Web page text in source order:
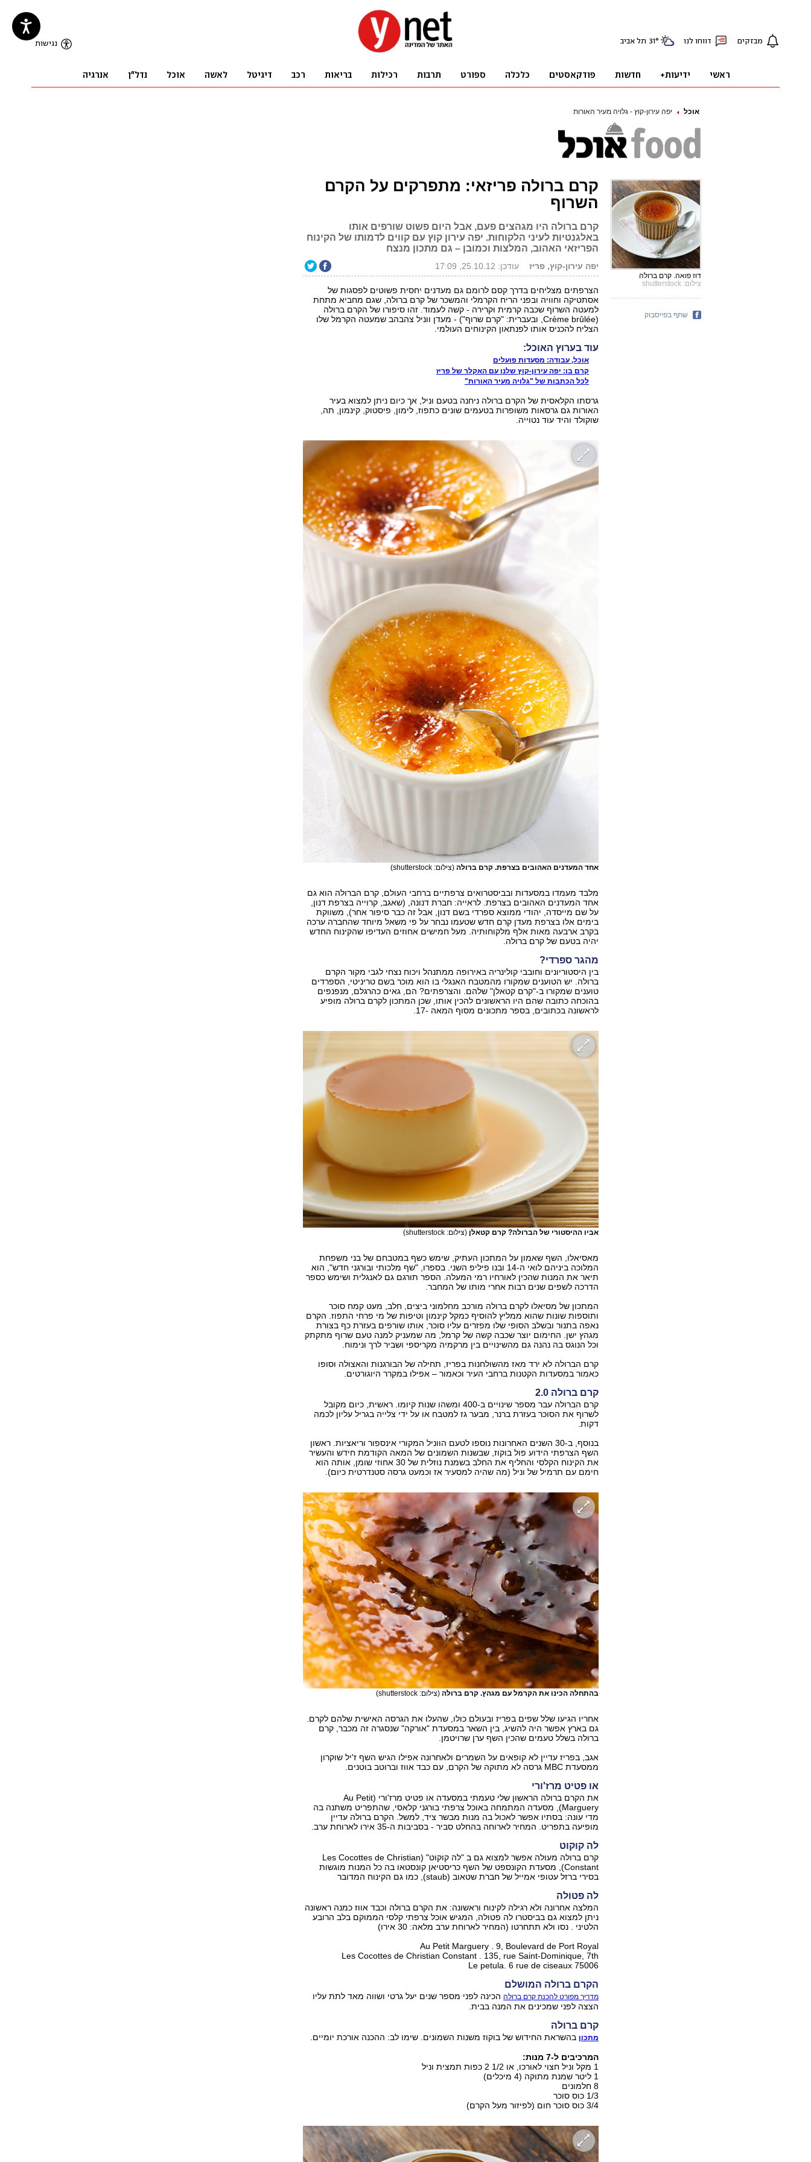
אוכל יפה עירון-קוץ - גלויה מעיר האורות
קרם ברולה פריזאי: מתפרקים על הקרם
השרוף
קרם ברולה היו מגהצים פעם, אבל היום פשוט שורפים אותו
באלגנטיות לעיני הלקוחות. יפה עירון קוץ עם קווים לדמותו של הקינוח
הפריזאי האהוב, המלצות וכמובן – גם מתכון מנצח
יפה עירון-קוץ, פריז עודכן: 25.10.12, 17:09
הצרפתים מצליחים בדרך קסם לרומם גם מעדנים יחסית פשוטים לפסגות של
אסתטיקה וחוויה ובפני הריח הקרמלי והמשכר של קרם ברולה, שגם מחביא מתחת
למעטה השרוף שכבה קרמית וקרירה - קשה לעמוד. זהו סיפורו של הקרם ברולה
(Crème brûlée, ובעברית: "קרם שרוף") - מעדן ווניל צהבהב שמעטה הקרמל שלו
הצליח להכניס אותו לפנתאון הקינוחים העולמי.
עוד בערוץ האוכל:
אוכל, עבודה: מסעדות פועלים
קרם בו: יפה עירון-קוץ שלנו עם האקלר של פריז
לכל הכתבות של "גלויה מעיר האורות"
גרסתו הקלאסית של הקרם ברולה ניחנה בטעם וניל, אך כיום ניתן למצוא בעיר
האורות גם גרסאות משופרות בטעמים שונים כתפוז, לימון, פיסטוק, קינמון, תה,
שוקולד והיד עוד נטוייה.
אחד המעדנים האהובים בצרפת. קרם ברולה (צילום: shutterstock)
מלבד מעמדו במסעדות ובביסטרואים צרפתיים ברחבי העולם, קרם הברולה הוא גם
אחד המעדנים האהובים בצרפת. לראייה: חברת דנונה, (שאגב, קרוייה בצרפת דנון,
על שם מייסדה, יהודי ממוצא ספרדי בשם דנון, אבל זה כבר סיפור אחר), משווקת
בימים אלו בצרפת מעדן קרם חדש שטעמו נבחר על פי משאל מיוחד שהחברה ערכה
בקרב ארבעה מאות אלף מלקוחותיה. מעל חמישים אחוזים העדיפו שהקינוח החדש
יהיה בטעם של קרם ברולה.
מהגר ספרדי?
בין היסטוריונים וחובבי קולינריה באירופה ממתנהל ויכוח נצחי לגבי מקור הקרם
ברולה. יש הטוענים שמקורו מהמטבח האנגלי בו הוא מוכר בשם טריניטי, הספרדים
טוענים שמקורו ב-"קרם קטאלן" שלהם. והצרפתים? הם, גאים כהרגלם, מנפנפים
בהוכחה כתובה שהם היו הראשונים להכין אותו, שכן המתכון לקרם ברולה מופיע
לראשונה בכתובים, בספר מתכונים מסוף המאה -17.
אביו ההיסטורי של הברולה? קרם קטאלן (צילום: shutterstock)
מאסיאלו, השף שאמון על המתכון העתיק, שימש כשף במטבחם של בני משפחת
המלוכה ביניהם לואי ה-14 ובנו פיליפ השני. בספרו, "שף מלכותי ובורגני חדש", הוא
תיאר את המנות שהכין לאורחיו רמי המעלה. הספר תורגם גם לאנגלית ושימש כספר
הדרכה לשפים שנים רבות אחרי מותו של המחבר.
המתכון של מסיאלו לקרם ברולה מורכב מחלמוני ביצים, חלב, מעט קמח סוכר
ותוספות שונות שהוא ממליץ להוסיף כמקל קינמון וטיפות של מי פרחי התפוז. הקרם
נאפה בתנור ובשלב הסופי שלו מפזרים עליו סוכר, אותו שורפים בעזרת כף בצורת
מגהץ ישן. החימום יוצר שכבה קשה של קרמל, מה שמעניק למנה טעם שרוף מתקתק
וכל הנוגס בה נהנה גם מהשינויים בין מרקמיה מקריספי ושביר לרך ונימוח.
קרם הברולה לא ירד מאז מהשולחנות בפריז, תחילה של הבורגנות והאצולה וסופו
כאמור במסעדות הקטנות ברחבי העיר וכאמור – אפילו במקרר היוגורטים.
קרם ברולה 2.0
קרם הברולה עבר מספר שינויים ב-400 ומשהו שנות קיומו. ראשית, כיום מקובל
לשרוף את הסוכר בעזרת ברנר, מבער גז למטבח או על ידי צלייה בגריל עליון לכמה
דקות.
בנוסף, ב-30 השנים האחרונות נוספו לטעם הווניל המקורי אינספור וריאציות. ראשון
השף הצרפתי הידוע פול בוקוז, שבשנות השמונים של המאה הקודמת חידש והעשיר
את הקינוח הקלסי והחליף את החלב בשמנת נוזלית של 30 אחוזי שומן, אותה הוא
חימם עם תרמיל של וניל (מה שהיה למסעיר אז וכמעט גרסה סטנדרטית כיום).
בהתחלה הכינו את הקרמל עם מגהץ. קרם ברולה (צילום: shutterstock)
אחריו הגיעו שלל שפים בפריז ובעולם כולו, שהעלו את הגרסה האישית שלהם לקרם.
גם בארץ אפשר היה להשיג, בין השאר במסעדת "אורקה" שנסגרה זה מכבר, קרם
ברולה בשלל טעמים שהכין השף ערן שרויטמן.
אגב, בפריז עדיין לא קופאים על השמרים ולאחרונה אפילו הגיש השף ז'יל שוקרון
ממסעדת MBC גרסה לא מתוקה של הקרם, עם כבד אווז וברוטב בוטנים.
או פטיט מרז'ורי
את הקרם ברולה הראשון שלי טעמתי במסעדה או פטיט מרז'ורי (Au Petit
Marguery), מסעדה המתמחה באוכל צרפתי בורגני קלאסי, שהתפריט משתנה בה
מדי עונה: בסתיו אפשר לאכול בה מנות מבשר ציד, למשל. הקרם ברולה עדיין
מופיעה בתפריט. המחיר לארוחה בהחלט סביר - בסביבות ה-35 אירו לארוחת ערב.
לה קוקוט
קרם ברולה מעולה אפשר למצוא גם ב "לה קוקוט" (Les Cocottes de Christian
Constant), מסעדת הקונספט של השף כריסטיאן קונסטאו בה כל המנות מוגשות
בסירי ברזל עטופי אמייל של חברת שטאוב (staub), כמו גם הקינוח המדובר
לה פטולה
המלצה אחרונה ולא רגילה לקינוח וראשונה: את הקרם ברולה וכבד אווז כמנה ראשונה
ניתן למצוא גם בביסטרו לה פטולה, המגיש אוכל צרפתי קלסי הממוקם בלב הרובע
הלטיני . נסו ולא תתחרטו (המחיר לארוחת ערב מלאה: 30 אירו)
Au Petit Marguery . 9, Boulevard de Port Royal
Les Cocottes de Christian Constant . 135, rue Saint-Dominique, 7th
Le petula. 6 rue de ciseaux 75006
הקרם ברולה המושלם
מדריך מפורט להכנת קרם ברולההכינה לפני מספר שנים יעל גרטי ושווה מאד לתת עליו
הצצה לפני שמכינים את המנה בבית.
קרם ברולה
מתכון בהשראת החידוש של בוקוז משנות השמונים. שימו לב: ההכנה אורכת יומיים.
המרכיבים ל-7 מנות:
1 מקל וניל חצוי לאורכו, או 1/2 2 כפות תמצית וניל
1 ליטר שמנת מתוקה (4 מיכלים)
8 חלמונים
1/3 כוס סוכר
3/4 כוס סוכר חום (לפיזור מעל הקרם)
דוז פואה. קרם ברולה
צילום: shutterstock
שתף בפייסבוק